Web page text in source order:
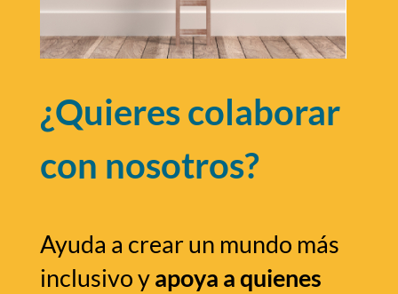
¿Quieres colaborar
con nosotros?
Ayuda a crear un mundo más
inclusivo yapoya a quienes